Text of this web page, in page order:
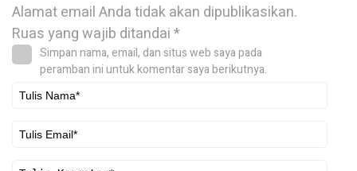
Alamat email Anda tidak akan dipublikasikan.
Ruas yang wajib ditandai*
Simpan nama, email, dan situs web saya pada
peramban ini untuk komentar saya berikutnya.